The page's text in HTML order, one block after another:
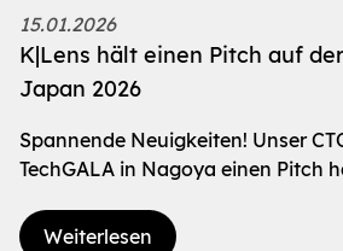
15.01.2026
K|Lens hält einen Pitch auf
Japan 2026
Spannende Neuigkeiten! Unser
TechGALA in Nagoya einen Pitch
Weiterlesen